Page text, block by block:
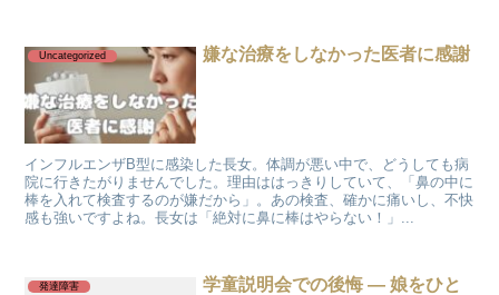
Uncategorized 嫌な治療をしなかった医者に感謝
インフルエンザB型に感染した長女。体調が悪い中で、どうしても病
院に行きたがりませんでした。理由ははっきりしていて、「鼻の中に
棒を入れて検査するのが嫌だから」。あの検査、確かに痛いし、不快
感も強いですよね。長女は「絶対に鼻に棒はやらない！」...
発達障害
学童説明会での後悔 ― 娘をひと